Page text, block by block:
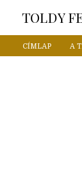
TOLDY
CÍMLAP A